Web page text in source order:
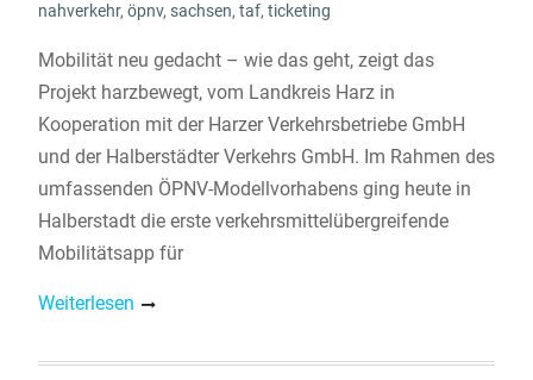
nahverkehr, öpnv, sachsen, taf, ticketing
Mobilität neu gedacht – wie das geht, zeigt das
Projekt harzbewegt, vom Landkreis Harz in
Kooperation mit der Harzer Verkehrsbetriebe GmbH
und der Halberstädter Verkehrs GmbH. Im Rahmen des
umfassenden ÖPNV-Modellvorhabens ging heute in
Halberstadt die erste verkehrsmittelübergreifende
Mobilitätsapp für
Weiterlesen